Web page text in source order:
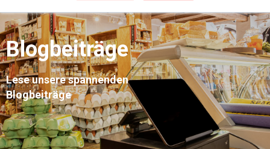
Blogbeiträge
Lese unsere spannenden
Blogbeiträge